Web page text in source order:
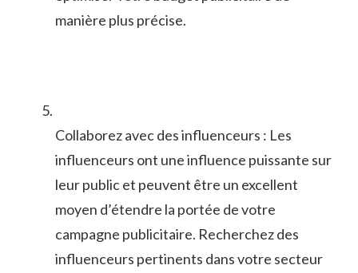
manière plus​ précise.
Collaborez avec des influenceurs : Les
influenceurs ont une influence puissante ⁢sur
leur public et peuvent être un excellent
moyen d’étendre la portée de votre
campagne publicitaire.‍ Recherchez des
influenceurs pertinents dans votre secteur